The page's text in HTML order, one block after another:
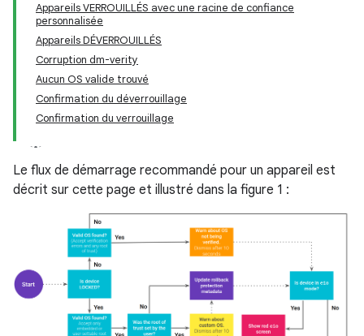
Appareils VERROUILLÉS avec une racine de confiance
personnalisée
Appareils DÉVERROUILLÉS
Corruption dm-verity
Aucun OS valide trouvé
Confirmation du déverrouillage
Confirmation du verrouillage
Le flux de démarrage recommandé pour un appareil est
décrit sur cette page et illustré dans la figure 1 :